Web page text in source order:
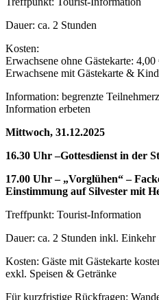
Dauer: ca. 2 Stunden
Kosten:
Erwachsene ohne Gästekarte: 4,00
Erwachsene mit Gästekarte &
Information: begrenzte
Information erbeten
Mittwoch, 31.12.2025
16.30 Uhr –Gottesdienst in der
17.00 Uhr – „Vorglühen“ –
Einstimmung auf Silvester mit
Treffpunkt: Tourist-Information
Dauer: ca. 2 Stunden inkl. Einkehr
Kosten: Gäste mit Gästekarte
exkl. Speisen & Getränke
Für kurzfristige Rückfragen: